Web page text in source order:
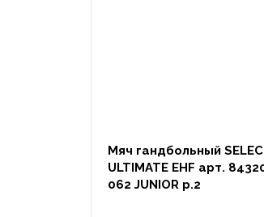
Мяч гандбольный
ULTIMATE EHF арт.
062 JUNIOR р.2